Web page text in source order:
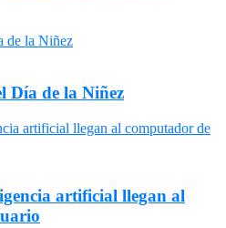
Día de la Niñez
artificial llegan al